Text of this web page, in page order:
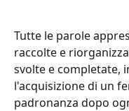
Tutte le parole
raccolte e
svolte e completate,
l'acquisizione di un
padronanza dopo